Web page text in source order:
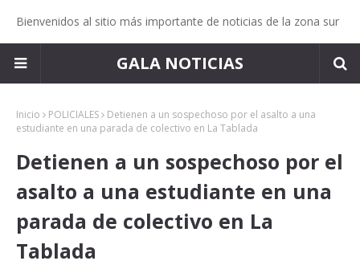
Bienvenidos al sitio más importante de noticias de la zona sur
GALA NOTICIAS
Inicio POLICIALES
Detienen a un sospechoso por el asalto a una
estudiante en una parada de colectivo en La Tablada
Detienen a un sospechoso por el
asalto a una estudiante en una
parada de colectivo en La
Tablada